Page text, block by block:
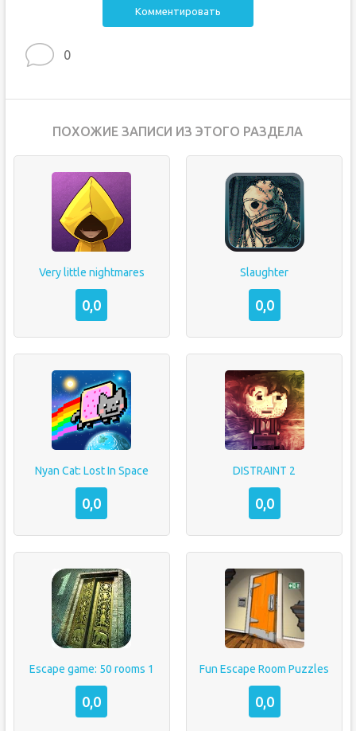
Комментировать
0
ПОХОЖИЕ ЗАПИСИ ИЗ ЭТОГО РАЗДЕЛА
Very little nightmares
0,0
Slaughter
0,0
Nyan Cat: Lost In Space
0,0
DISTRAINT 2
0,0
Escape game: 50 rooms 1
0,0
Fun Escape Room Puzzles
0,0